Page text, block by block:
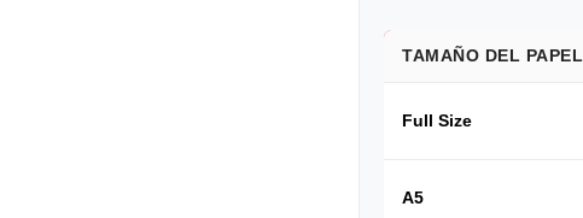
TAMAÑO DEL PAPEL
Full Size
A5